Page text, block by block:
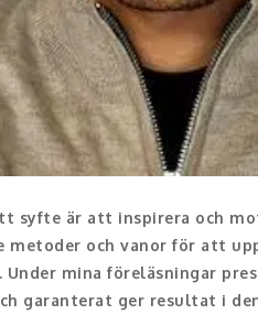
syfte är att inspirera och
metoder och vanor för att
mina föreläsningar
garanterat ger resultat i